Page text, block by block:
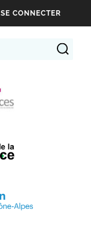
SE CONNECTER